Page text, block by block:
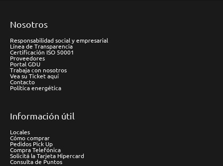
Nosotros
Responsabilidad social y empresarial
Línea de Transparencia
Certificación ISO 50001
Proveedores
Portal GDU
Trabaja con nosotros
Vea su Ticket aquí
Contacto
Política energética
Información útil
Locales
Cómo comprar
Pedidos Pick Up
Compra Telefónica
Solicitá la Tarjeta Hipercard
Consulta de Puntos